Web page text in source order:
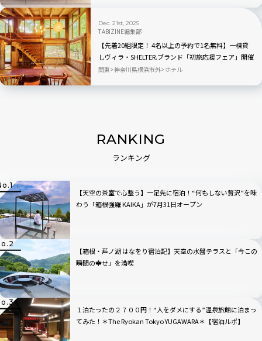
Dec. 21st, 2025
TABIZINE編集部
【先着20組限定！ 4名以上の予約で1名無料】一棟貸
しヴィラ・SHELTER.ブランド「初旅応援フェア」開催
関東 神奈川県横浜市外 ホテル
RANKING
ランキング
【天空の茶室で心整う】一足先に宿泊！“何もしない贅沢”を味
わう「箱根強羅 KAIKA」が7月31日オープン
【箱根・芦ノ湖 はなをり宿泊記】天空の水盤テラスと「今この
瞬間の幸せ」を満喫
１泊たったの２７００円！“人をダメにする”温泉旅館に泊まっ
てみた！＊The Ryokan Tokyo YUGAWARA＊【宿泊ルポ】